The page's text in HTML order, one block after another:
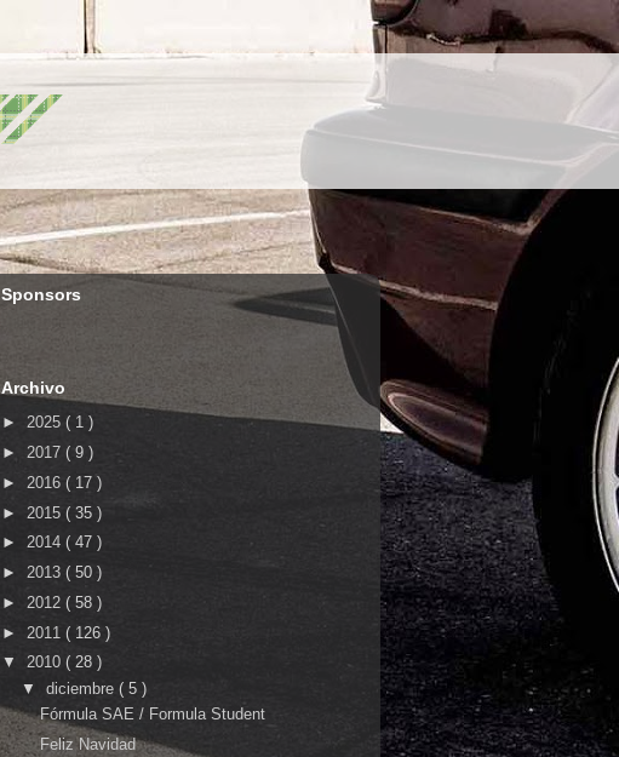
Sponsors
Archivo
► 2025 ( 1 )
► 2017 ( 9 )
► 2016 ( 17 )
► 2015 ( 35 )
► 2014 ( 47 )
► 2013 ( 50 )
► 2012 ( 58 )
► 2011 ( 126 )
▼ 2010 ( 28 )
▼ diciembre ( 5 )
Fórmula SAE / Formula Student
Feliz Navidad